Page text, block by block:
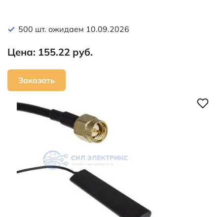
500 шт. ожидаем 10.09.2026
Цена: 155.22 руб.
Заказать